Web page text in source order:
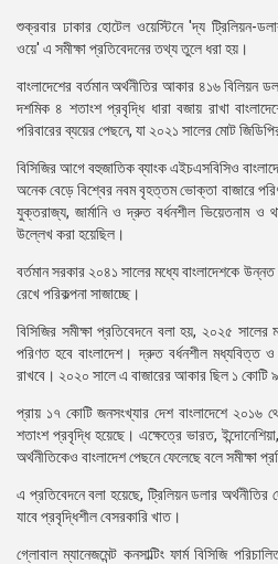
জামায়াত
সহিংসতা
সংগঠন
ইশতেহার
শুক্রবার ঢাকার হোটেল ওয়েস্টিনে 'দ্য ট্রিলিয়ন-
ওয়ে' এ সমীক্ষা প্রতিবেদনের তথ্য তুলে ধরা হয়।
বাংলাদেশের বর্তমান অর্থনীতির আকার ৪১৬
দশমিক ৪ শতাংশ প্রবৃদ্ধি ধারা বজায় রাখা
পরিবারের ব্যয়ের পেছনে, যা ২০২১ সালের মোট
বিসিজির আগে বহুজাতিক ব্যাংক এইচএসবিসিও
অনেক বেড়ে বিশ্বের নবম বৃহত্তম ভোক্তা বাজারে
যুক্তরাজ্য, জার্মানি ও দ্রুত বর্ধনশীল ভিয়েতনাম ও
উল্লেখ করা হয়েছিল।
বর্তমান সরকার ২০৪১ সালের মধ্যে বাংলাদেশকে উন্নত
রেখে পরিকল্পনা সাজাচ্ছে।
বিসিজির সমীক্ষা প্রতিবেদনে বলা হয়, ২০২৫
পরিণত হবে বাংলাদেশ। দ্রুত বর্ধনশীল মধ্যবিত্ত
রাখবে। ২০২০ সালে এ বাজারের আকার ছিল ১ কোটি
প্রায় ১৭ কোটি জনসংখ্যার দেশ বাংলাদেশে
শতাংশ প্রবৃদ্ধি হয়েছে। এক্ষেত্রে ভারত,
অর্থনীতিকেও বাংলাদেশ পেছনে ফেলেছে বলে সমীক্ষা
এ প্রতিবেদনে বলা হয়েছে, ট্রিলিয়ন ডলার অর্থনীতির
যাবে প্রবৃদ্ধিশীল বেসরকারি খাত।
গ্লোবাল ম্যানেজমেন্ট কনসাল্টিং ফার্ম বিসিজি